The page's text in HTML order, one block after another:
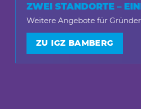
ZWEI STANDORTE –
Weitere Angebote für
ZU IGZ BAMBERG